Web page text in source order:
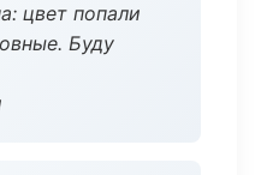
цвет попали
Буду